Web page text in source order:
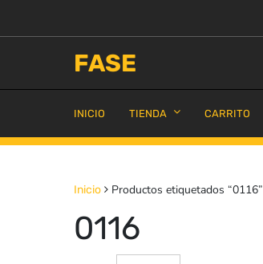
contenido
FASE
INICIO TIENDA CARRITO
Inicio Productos etiquetados “0116”
0116